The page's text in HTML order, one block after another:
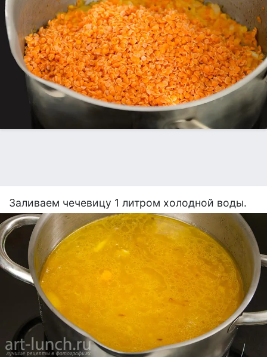
Заливаем чечевицу 1 литром холодной воды.